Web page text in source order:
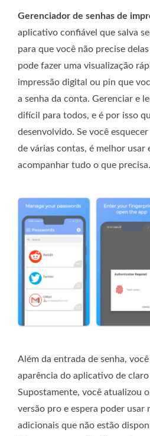
Gerenciador de senhas de
aplicativo confiável que salva
para que você não precise
pode fazer uma visualização
impressão digital ou pin que
a senha da conta. Gerenciar e
difícil para todos, e é por isso
desenvolvido. Se você
de várias contas, é melhor usar
acompanhar tudo o que precisa.
Além da entrada de senha,
aparência do aplicativo de
Supostamente, você atualizou
versão pro e espera poder usar
adicionais que não estão